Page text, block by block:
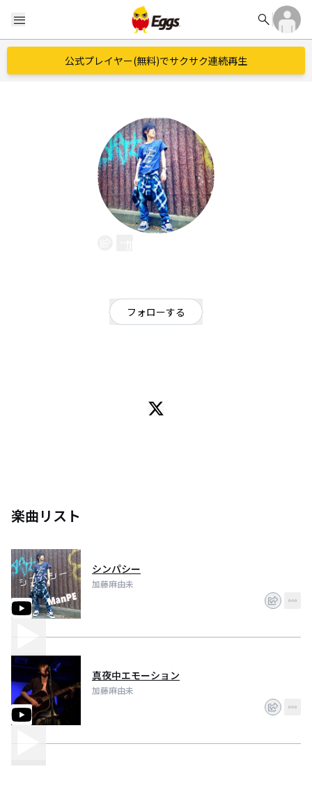
menu search
公式プレイヤー(無料)でサクサク連続再生
フォローする
妄想の世界を弾き語っています。
楽曲リスト
シンパシー
加藤麻由未
真夜中エモーション
加藤麻由未